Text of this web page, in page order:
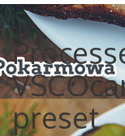
preset